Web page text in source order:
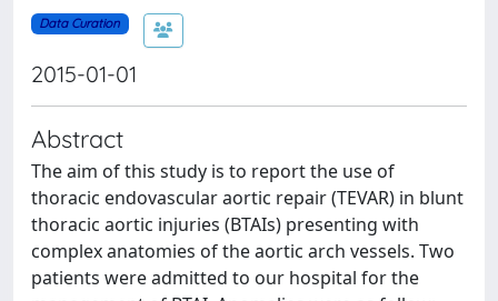
Data Curation
2015-01-01
Abstract
The aim of this study is to report the use of
thoracic endovascular aortic repair (TEVAR) in blunt
thoracic aortic injuries (BTAIs) presenting with
complex anatomies of the aortic arch vessels. Two
patients were admitted to our hospital for the